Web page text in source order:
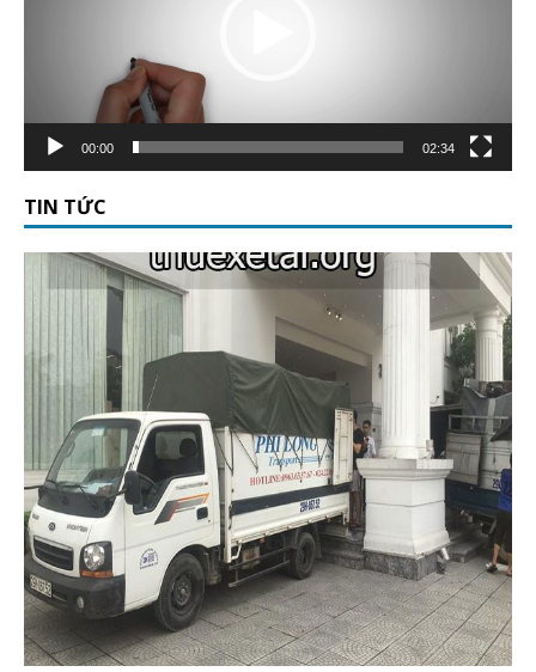
00:00 02:34
TIN TỨC